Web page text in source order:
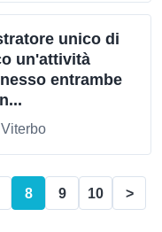
unico di
un'attività
entrambe
8 9 10 >